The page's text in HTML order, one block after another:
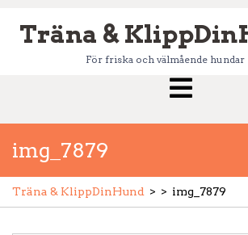
content
Träna &
För friska och välmående hundar
Open
Menu
img_7879
Träna & KlippDinHund > > img_7879